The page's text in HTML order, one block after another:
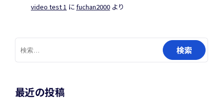
video test 1 にfuchan2000 より
検
索:
最近の投稿